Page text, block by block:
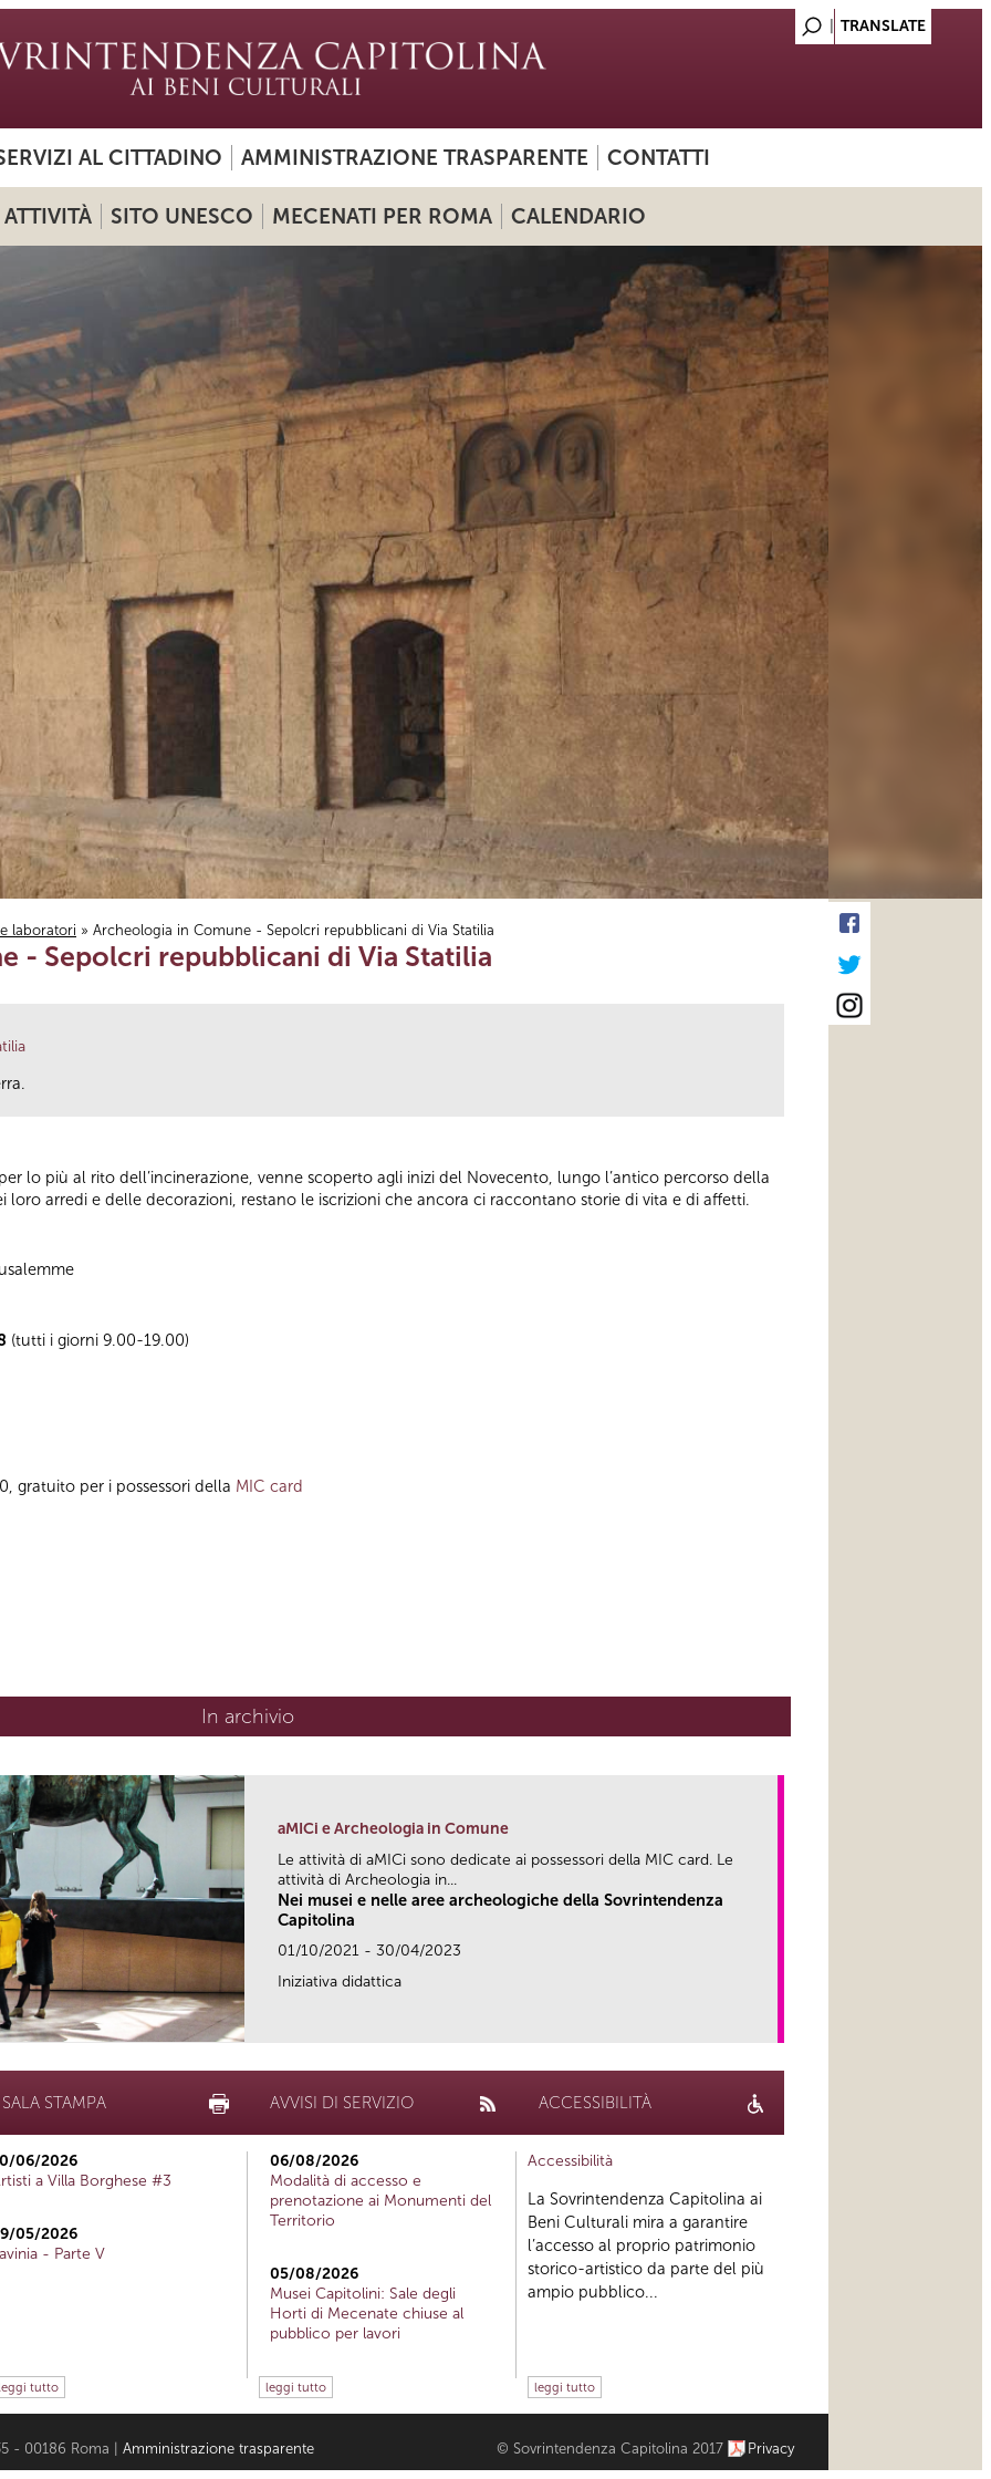
AL CITTADINO AMMINISTRAZIONE TRASPARENTE CONTATTI
ATTIVITÀ SITO UNESCO MECENATI PER ROMA CALENDARIO
laboratori » Archeologia in Comune - Sepolcri repubblicani di Via Statilia
- Sepolcri repubblicani di Via Statilia
lo più al rito dell’incinerazione, venne scoperto agli inizi del Novecento, lungo l’antico percorso della
loro arredi e delle decorazioni, restano le iscrizioni che ancora ci raccontano storie di vita e di affetti.
(tutti i giorni 9.00-19.00)
gratuito per i possessori della MIC card
In archivio
aMICi e Archeologia in Comune
Le attività di aMICi sono dedicate ai possessori della MIC card. Le
attività di Archeologia in...
Nei musei e nelle aree archeologiche della Sovrintendenza
Capitolina
01/10/2021 - 30/04/2023
Iniziativa didattica
SALA STAMPA
06/2026
a Villa Borghese #3
05/2026
- Parte V
tutto
AVVISI DI SERVIZIO
06/08/2026
Modalità di accesso e
prenotazione ai Monumenti del
Territorio
05/08/2026
Musei Capitolini: Sale degli
Horti di Mecenate chiuse al
pubblico per lavori
leggi tutto
ACCESSIBILITÀ
Accessibilità
La Sovrintendenza Capitolina ai
Beni Culturali mira a garantire
l’accesso al proprio patrimonio
storico-artistico da parte del più
ampio pubblico...
leggi tutto
- 00186 Roma | Amministrazione trasparente © Sovrintendenza Capitolina 2017 Privacy